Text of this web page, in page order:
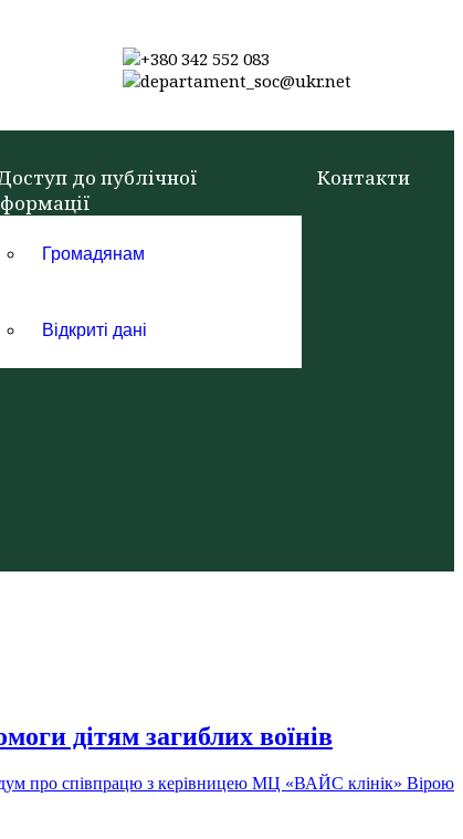
+380 342 552 083
departament_soc@ukr.net
до публічної
Громадянам
Відкриті дані
Контакти
дітям загиблих воїнів
про співпрацю з керівницею МЦ «ВАЙС клінік» Вірою